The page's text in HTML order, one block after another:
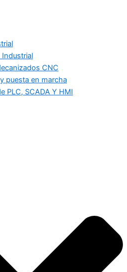
CNC
puesta en marcha
PLC, SCADA Y HMI